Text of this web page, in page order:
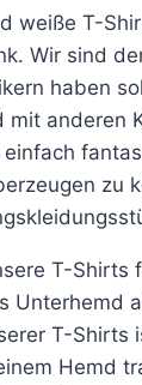
weiße T-
Wir sind
haben
mit anderen
zu
T-Shirts
Unterhemd
T-Shirts
Hemd